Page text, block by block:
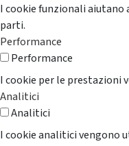
I cookie funzionali aiutano
parti.
Performance
Performance
I cookie per le prestazioni
Analitici
Analitici
I cookie analitici vengono